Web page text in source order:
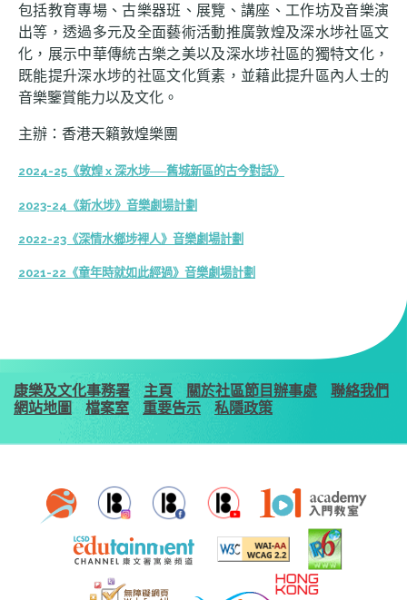
包括教育專場、古樂器班、展覽、講座、工作坊及音樂演
出等，透過多元及全面藝術活動推廣敦煌及深水埗社區文
化，展示中華傳統古樂之美以及深水埗社區的獨特文化，
既能提升深水埗的社區文化質素，並藉此提升區內人士的
音樂鑒賞能力以及文化。
主辦：香港天籟敦煌樂團
2024-25《敦煌 x 深水埗──舊城新區的古今對話》
2023-24《新水埗》音樂劇場計劃
2022-23《深情水鄉埗裡人》音樂劇場計劃
2021-22《童年時就如此經過》音樂劇場計劃
康樂及文化事務署 主頁 關於社區節目辦事處
聯絡我們
網站地圖
檔案室 重要告示 私隱政策